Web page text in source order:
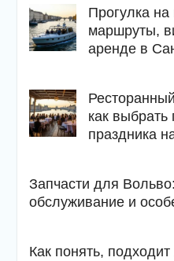
Прогулка
маршруты,
аренде в
как
праздника
Запчасти для
обслуживание и
Как понять,